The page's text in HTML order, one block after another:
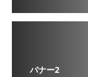
バナー2